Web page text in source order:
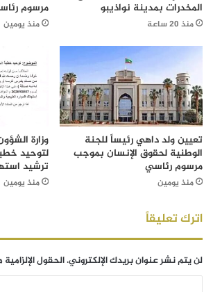
المخدرات بمدينة نواذيبو
منذ 20 ساعة
مرسوم
منذ يومين
تعيين ولد داهي رئيساً للجنة
الوطنية لحقوق الإنسان بموجب
مرسوم رئاسي
منذ يومين
وزارة
لتوحيد
ترشيد
منذ يومين
اترك تعليقاً
لن يتم نشر عنوان بريدك الإلكتروني.الحقول الإلزامية